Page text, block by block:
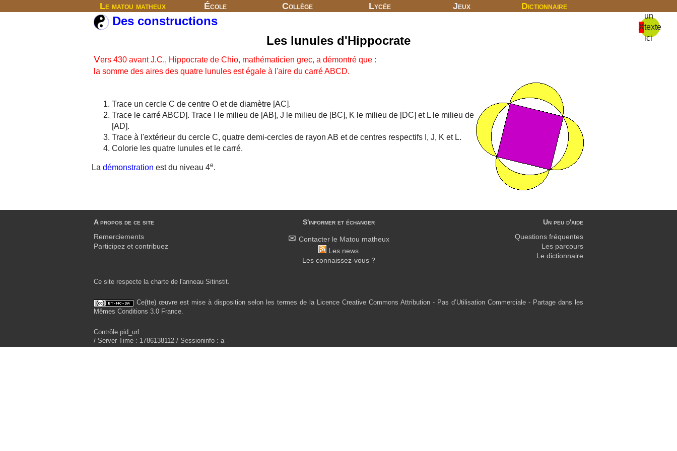
Le matou matheux École Collège Lycée Jeux Dictionnaire
X
un
texte
ici
Des constructions
Les lunules d'Hippocrate
Vers 430 avant J.C., Hippocrate de Chio, mathématicien grec, a démontré que :
la somme des aires des quatre lunules est égale à l'aire du carré ABCD.
Trace un cercle C de centre O et de diamètre [AC].
Trace le carré ABCD]. Trace I le milieu de [AB], J le milieu de [BC], K le milieu de [DC] et L le milieu de
[AD].
Trace à l'extérieur du cercle C, quatre demi-cercles de rayon AB et de centres respectifs I, J, K et L.
Colorie les quatre lunules et le carré.
La démonstration est du niveau 4e.
A propos de ce site
Remerciements
Participez et contribuez
S'informer et échanger
Contacter le Matou matheux
Les news
Les connaissez-vous ?
Un peu d'aide
Questions fréquentes
Les parcours
Le dictionnaire
Ce site respecte la charte de l'anneau Sitinstit.
Ce(tte) œuvre est mise à disposition selon les termes de la Licence Creative Commons Attribution - Pas d’Utilisation Commerciale - Partage dans les
Mêmes Conditions 3.0 France.
Contrôle pid_url
/ Server Time : 1786138112 / Sessioninfo : a